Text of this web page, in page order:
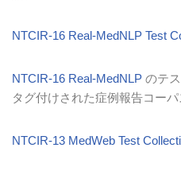
NTCIR-16 Real-MedNLP Test
NTCIR-16 Real-MedNLP のテ
タグ付けされた症例報告コー
NTCIR-13 MedWeb Test